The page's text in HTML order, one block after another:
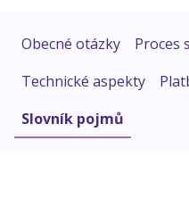
Obecné otázky
Proces
Technické aspekty
Slovník pojmů